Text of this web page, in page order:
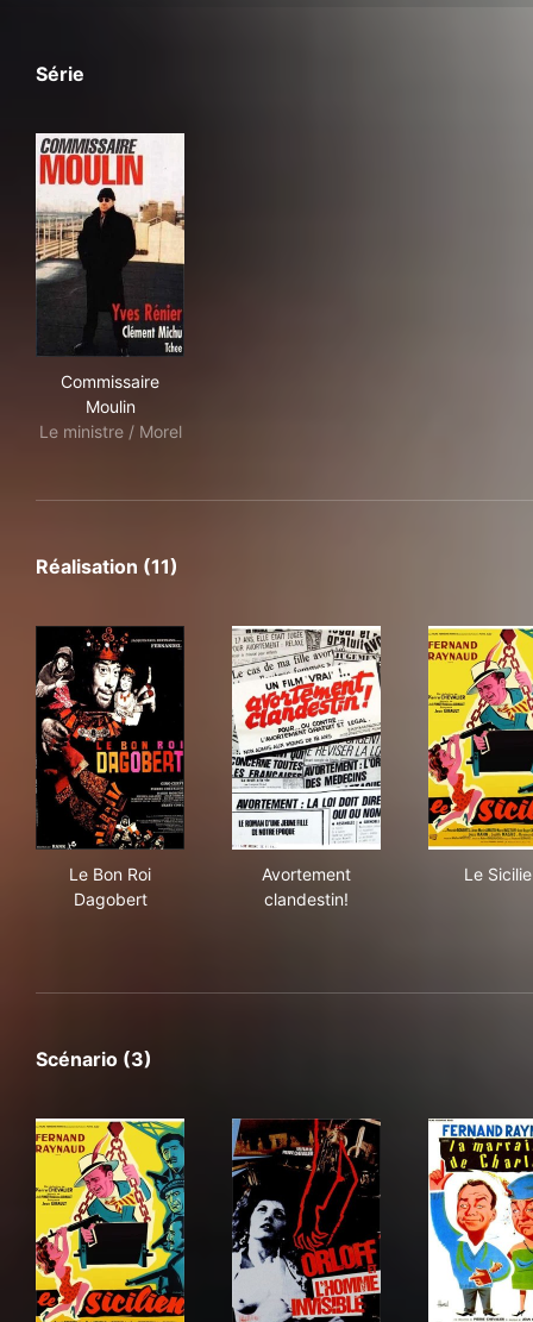
Série
Commissaire
Moulin
Le ministre / Morel
Réalisation (11)
Le Bon Roi
Dagobert
Avortement
clandestin!
Le
Scénario (3)